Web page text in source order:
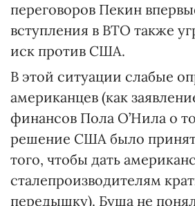
переговоров Пекин
вступления в ВТО также
иск против США.
В этой ситуации слабые
американцев (как
финансов Пола О’Нила о
решение США было
того, чтобы дать
сталепроизводителям
передышку). Буша не